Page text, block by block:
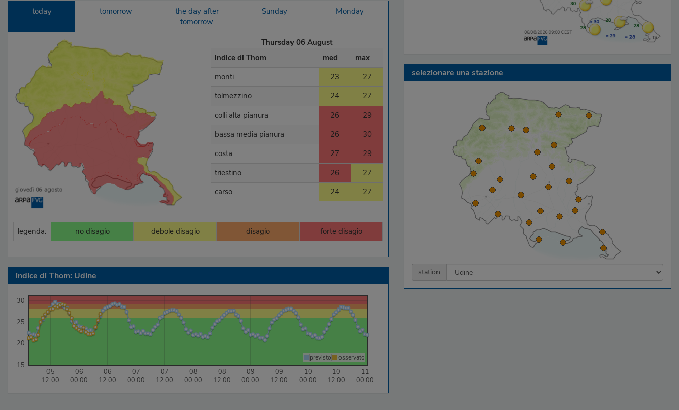
today tomorrow
the day after
tomorrow
Sunday Monday
Thursday 06 August
indice di Thom
med
max
monti
23
27
tolmezzino
24
27
colli alta pianura
26
29
bassa media pianura
26
30
costa
27
29
triestino
26
27
carso
24 27
legenda: no disagio debole disagio disagio forte disagio
indice di Thom: Udine
05
12:00
06
00:00
06
12:00
07
00:00
07
12:00
08
00:00
08
12:00
09
00:00
09
12:00
10
00:00
10
12:00
11
00:00
15
20
25
30
previsto osservato
selezionare una stazione
station